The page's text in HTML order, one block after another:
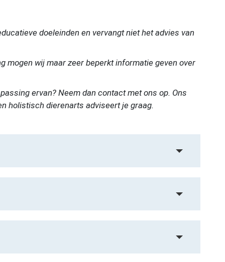
doeleinden en vervangt niet het advies van
mogen wij maar zeer beperkt informatie geven over
ervan? Neem dan contact met ons op. Ons
holistisch dierenarts adviseert je graag.